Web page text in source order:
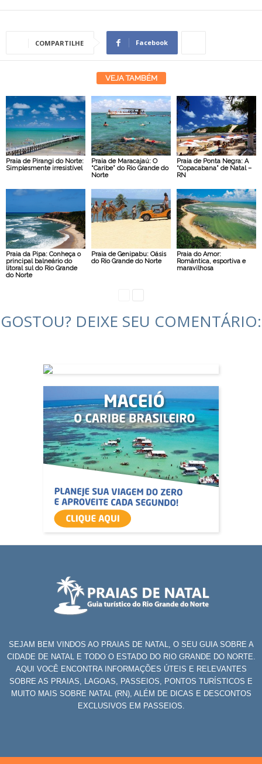
COMPARTILHE Facebook
VEJA TAMBÉM
Praia de Pirangi do Norte:
Simplesmente irresistível
Praia de Maracajaú: O
“Caribe” do Rio Grande do
Norte
Praia de Ponta Negra: A
“Copacabana” de Natal –
RN
Praia da Pipa: Conheça o
principal balneário do
litoral sul do Rio Grande
do Norte
Praia de Genipabu: Oásis
do Rio Grande do Norte
Praia do Amor:
Romântica, esportiva e
maravilhosa
GOSTOU? DEIXE SEU COMENTÁRIO:
SEJAM BEM VINDOS AO PRAIAS DE NATAL, O SEU GUIA SOBRE A
CIDADE DE NATAL E TODO O ESTADO DO RIO GRANDE DO NORTE.
AQUI VOCÊ ENCONTRA INFORMAÇÕES ÚTEIS E RELEVANTES
SOBRE AS PRAIAS, LAGOAS, PASSEIOS, PONTOS TURÍSTICOS E
MUITO MAIS SOBRE NATAL (RN), ALÉM DE DICAS E DESCONTOS
EXCLUSIVOS EM PASSEIOS.